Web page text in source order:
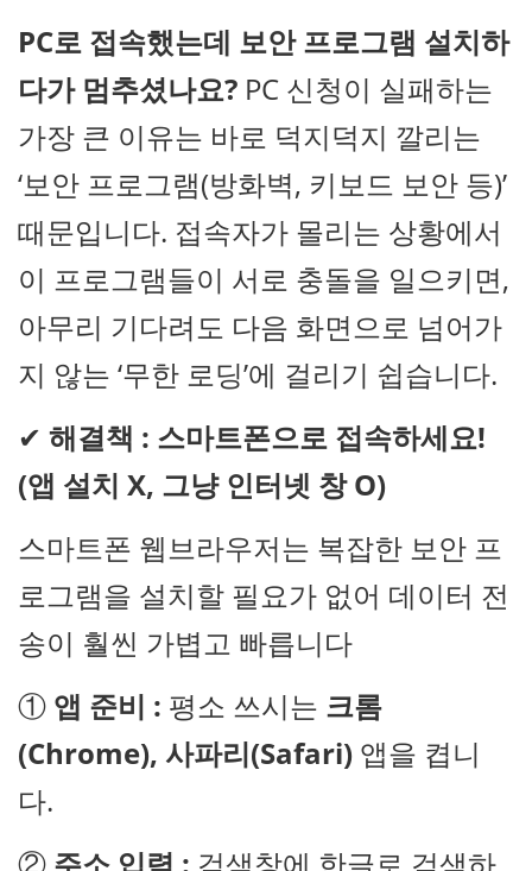
PC로 접속했는데 보안 프로그램 설치하
다가 멈추셨나요? PC 신청이 실패하는
가장 큰 이유는 바로 덕지덕지 깔리는
‘보안 프로그램(방화벽, 키보드 보안 등)’
때문입니다. 접속자가 몰리는 상황에서
이 프로그램들이 서로 충돌을 일으키면,
아무리 기다려도 다음 화면으로 넘어가
지 않는 ‘무한 로딩’에 걸리기 쉽습니다.
✔ 해결책 : 스마트폰으로 접속하세요!
(앱 설치 X, 그냥 인터넷 창 O)
스마트폰 웹브라우저는 복잡한 보안 프
로그램을 설치할 필요가 없어 데이터 전
송이 훨씬 가볍고 빠릅니다
① 앱 준비 : 평소 쓰시는 크롬
(Chrome), 사파리(Safari) 앱을 켭니
다.